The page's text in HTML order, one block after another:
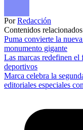
PorRedacción
Contenidos relacionados
Puma convierte la
monumento gigante
Las marcas redefinen el
deportivos
Marca celebra la
editoriales especiales